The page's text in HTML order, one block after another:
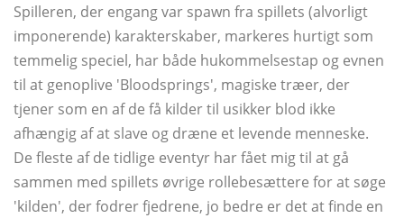
Spilleren, der engang var spawn fra spillets (alvorligt
imponerende) karakterskaber, markeres hurtigt som
temmelig speciel, har både hukommelsestap og evnen
til at genoplive 'Bloodsprings', magiske træer, der
tjener som en af ​​de få kilder til usikker blod ikke
afhængig af at slave og dræne et levende menneske.
De fleste af de tidlige eventyr har fået mig til at gå
sammen med spillets øvrige rollebesættere for at søge
'kilden', der fodrer fjedrene, jo bedre er det at finde en